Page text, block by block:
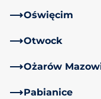
Oświęcim
Otwock
Ożarów
Pabianice